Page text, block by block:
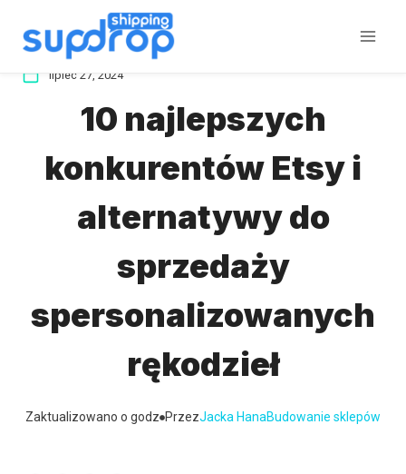
lipiec 27, 2024
10 najlepszych
konkurentów Etsy i
alternatywy do
sprzedaży
spersonalizowanych
rękodzieł
Zaktualizowano o godz PrzezJacka HanaBudowanie sklepów